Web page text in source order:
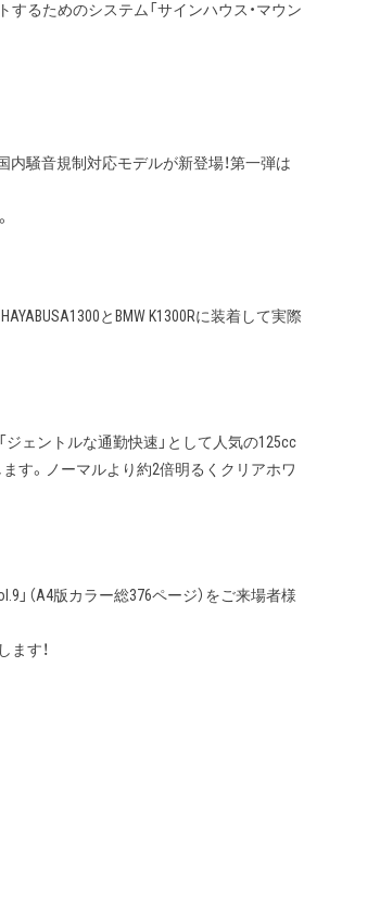
るためのシステム「サインハウス・マウン
国内騒音規制対応モデルが新登場！第一弾は
HAYABUSA1300とBMW K1300Rに装着して実際
「ジェントルな通勤快速」として人気の125cc
ます。ノーマルより約2倍明るくクリアホワ
」（A4版カラー総376ページ）をご来場者様
ます！